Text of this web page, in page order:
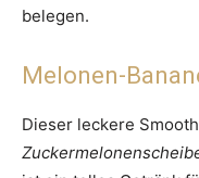
belegen.
Melonen-
Dieser leckere